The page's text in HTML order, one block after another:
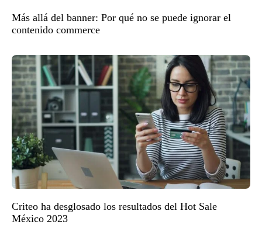
Más allá del banner: Por qué no se puede ignorar el
contenido commerce
Criteo ha desglosado los resultados del Hot Sale
México 2023